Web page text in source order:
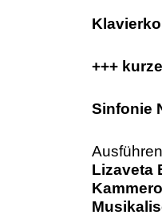
+++
Sinfonie
Lizaveta